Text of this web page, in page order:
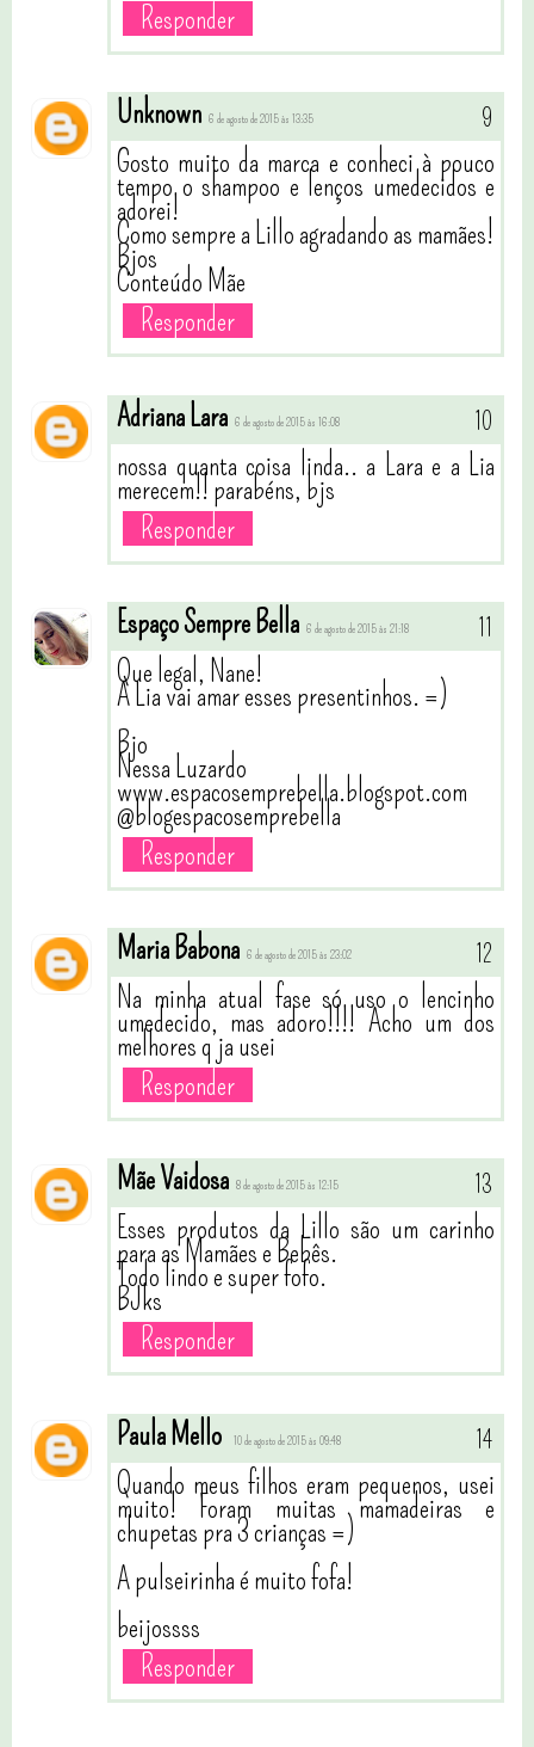
Responder
Unknown 6 de agosto de 2015 às 13:35
Gosto muito da marca e conheci à pouco
tempo o shampoo e lenços umedecidos e
adorei!
Como sempre a Lillo agradando as mamães!
Bjos
Conteúdo Mãe
Responder
Adriana Lara 6 de agosto de 2015 às 16:08
nossa quanta coisa linda.. a Lara e a Lia
merecem!! parabéns, bjs
Responder
Espaço Sempre Bella 6 de agosto de 2015 às 21:18
Que legal, Nane!
A Lia vai amar esses presentinhos. =)
Bjo
Nessa Luzardo
www.espacosemprebella.blogspot.com
@blogespacosemprebella
Responder
Maria Babona 6 de agosto de 2015 às 23:02
Na minha atual fase só uso o lencinho
umedecido, mas adoro!!!! Acho um dos
melhores q ja usei
Responder
Mãe Vaidosa 8 de agosto de 2015 às 12:15
Esses produtos da Lillo são um carinho
para as Mamães e Bebês.
Todo lindo e super fofo.
BJks
Responder
Paula Mello 10 de agosto de 2015 às 09:48
Quando meus filhos eram pequenos, usei
muito! Foram muitas mamadeiras e
chupetas pra 3 crianças =)
A pulseirinha é muito fofa!
beijossss
Responder